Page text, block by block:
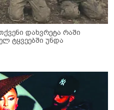
დახვრეტა რაში
ტყვეებში უნდა